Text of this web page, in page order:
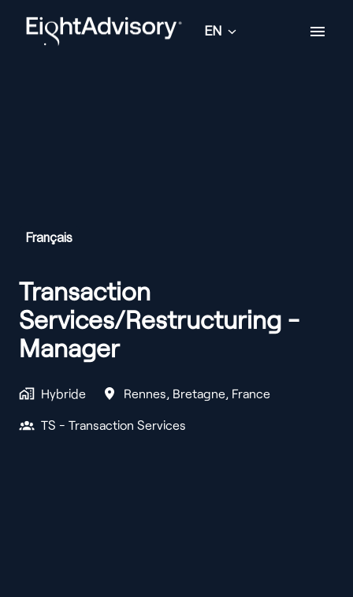
Homepage
EN
Français
Transaction
Services/Restructuring -
Manager
Hybride Rennes, Bretagne, France
TS - Transaction Services